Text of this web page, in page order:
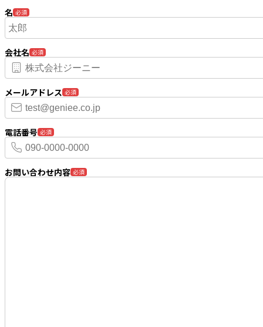
名 必須
会社名 必須
メールアドレス 必須
電話番号 必須
お問い合わせ内容 必須